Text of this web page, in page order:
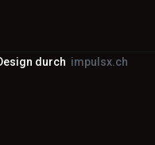
durch impulsx.ch